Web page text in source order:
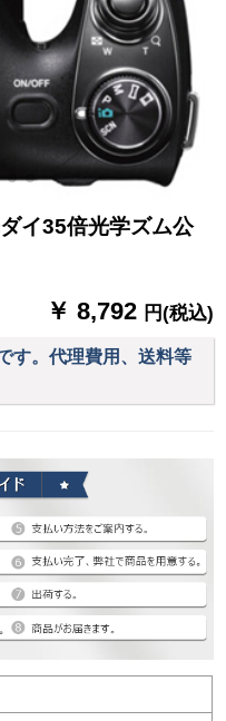
イ35倍光学ズム公
￥ 8,792 円(税込)
す。代理費用、送料等